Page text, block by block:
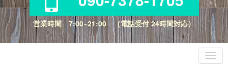
営業時間 7:00~21:00 （電話受付 24時間対応）